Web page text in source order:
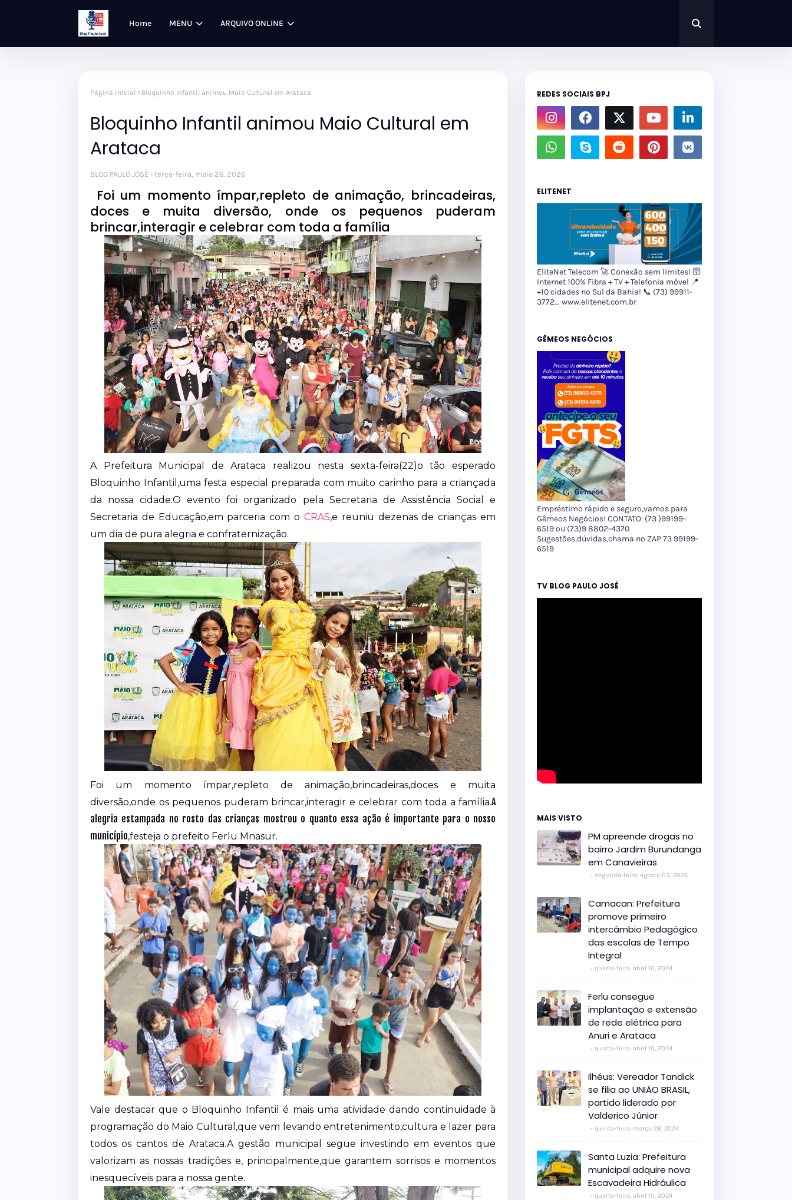
Home MENU ARQUIVO ONLINE
Página inicial Bloquinho Infantil animou Maio Cultural em Arataca
Bloquinho Infantil animou Maio Cultural em
Arataca
BLOG PAULO JOSÉ terça-feira, maio 26, 2026
Foi um momento ímpar,repleto de animação, brincadeiras,
doces e muita diversão, onde os pequenos puderam
brincar,interagir e celebrar com toda a família
A Prefeitura Municipal de Arataca realizou nesta sexta-feira(22)o tão esperado
Bloquinho Infantil,uma festa especial preparada com muito carinho para a criançada
da nossa cidade.O evento foi organizado pela Secretaria de Assistência Social e
Secretaria de Educação,em parceria com o CRAS,e reuniu dezenas de crianças em
um dia de pura alegria e confraternização.
Foi um momento ímpar,repleto de animação,brincadeiras,doces e muita
diversão,onde os pequenos puderam brincar,interagir e celebrar com toda a família.A
alegria estampada no rosto das crianças mostrou o quanto essa ação é importante para o nosso
município,festeja o prefeito Ferlu Mnasur.
Vale destacar que o Bloquinho Infantil é mais uma atividade dando continuidade à
programação do Maio Cultural,que vem levando entretenimento,cultura e lazer para
todos os cantos de Arataca.A gestão municipal segue investindo em eventos que
valorizam as nossas tradições e, principalmente,que garantem sorrisos e momentos
inesquecíveis para a nossa gente.
REDES SOCIAIS BPJ
ELITENET
EliteNet Telecom 🚀 Conexão sem limites! 🛜
Internet 100% Fibra + TV + Telefonia móvel 📍
+10 cidades no Sul da Bahia! 📞 (73) 99911-
3772... www.elitenet.com.br
GÊMEOS NEGÓCIOS
Empréstimo rápido e seguro,vamos para
Gêmeos Negócios! CONTATO: (73 )99199-
6519 ou (73)9 8802-4370
Sugestões,dúvidas,chama no ZAP 73 99199-
6519
TV BLOG PAULO JOSÉ
MAIS VISTO
PM apreende drogas no
bairro Jardim Burundanga
em Canavieiras
segunda-feira, agosto 03, 2026
Camacan: Prefeitura
promove primeiro
intercâmbio Pedagógico
das escolas de Tempo
Integral
quarta-feira, abril 10, 2024
Ferlu consegue
implantação e extensão
de rede elétrica para
Anuri e Arataca
quarta-feira, abril 10, 2024
Ilhéus: Vereador Tandick
se filia ao UNIÃO BRASIL,
partido liderado por
Valderico Júnior
quinta-feira, março 28, 2024
Santa Luzia: Prefeitura
municipal adquire nova
Escavadeira Hidráulica
quarta-feira, abril 10, 2024